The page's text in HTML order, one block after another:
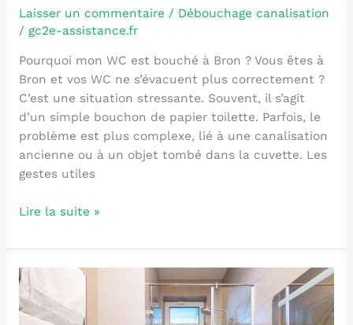
Laisser un commentaire / Débouchage canalisation
/ gc2e-assistance.fr
Pourquoi mon WC est bouché à Bron ? Vous êtes à
Bron et vos WC ne s’évacuent plus correctement ?
C’est une situation stressante. Souvent, il s’agit
d’un simple bouchon de papier toilette. Parfois, le
problème est plus complexe, lié à une canalisation
ancienne ou à un objet tombé dans la cuvette. Les
gestes utiles
Bron
:
utiles
avant
l’intervention
Lire la suite »
Douche
bouchée
à